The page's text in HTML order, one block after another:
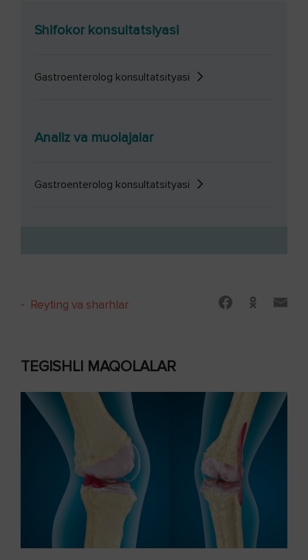
Shifokor konsultatsiyasi
Gastroenterolog konsultatsityasi
Analiz va muolajalar
Gastroenterolog konsultatsityasi
- Reyting va sharhlar
TEGISHLI MAQOLALAR